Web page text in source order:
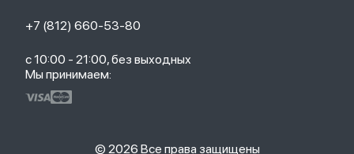
+7 (812) 660-53-80
с 10:00 - 21:00, без выходных
Мы принимаем:
© 2026 Все права защищены